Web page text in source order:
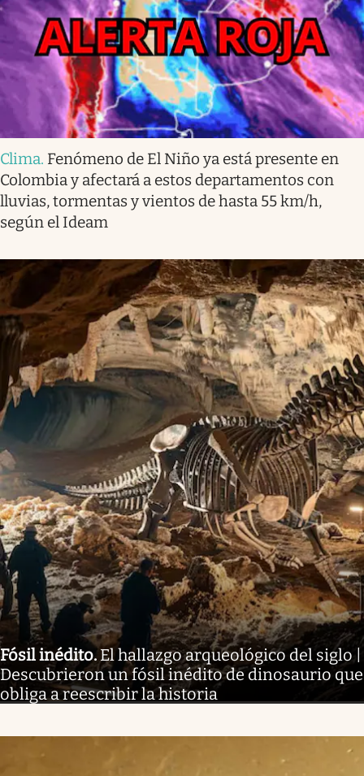
Clima. Fenómeno de El Niño ya está presente en
Colombia y afectará a estos departamentos con
lluvias, tormentas y vientos de hasta 55 km/h,
según el Ideam
Fósil inédito. El hallazgo arqueológico del siglo |
Descubrieron un fósil inédito de dinosaurio que
obliga a reescribir la historia